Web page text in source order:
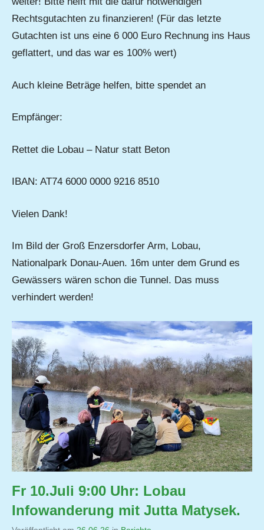
Rechtsgutachten zu finanzieren! (Für das letzte
Gutachten ist uns eine 6 000 Euro Rechnung ins Haus
geflattert, und das war es 100% wert)
Auch kleine Beträge helfen, bitte spendet an
Empfänger:
Rettet die Lobau – Natur statt Beton
IBAN: AT74 6000 0000 9216 8510
Vielen Dank!
Im Bild der Groß Enzersdorfer Arm, Lobau,
Nationalpark Donau-Auen. 16m unter dem Grund es
Gewässers wären schon die Tunnel. Das muss
verhindert werden!
Fr 10.Juli 9:00 Uhr: Lobau
Infowanderung mit Jutta Matysek.